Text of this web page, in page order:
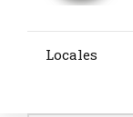
Locales